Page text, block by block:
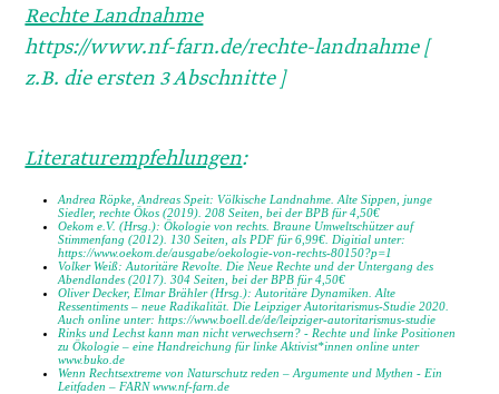
Rechte Landnahme
https://www.nf-farn.de/rechte-landnahme [
z.B. die ersten 3 Abschnitte ]
Literaturempfehlungen:
Andrea Röpke, Andreas Speit: Völkische Landnahme. Alte Sippen, junge
Siedler, rechte Ökos (2019). 208 Seiten, bei der BPB für 4,50€
Oekom e.V. (Hrsg.): Ökologie von rechts. Braune Umweltschützer auf
Stimmenfang (2012). 130 Seiten, als PDF für 6,99€. Digitial unter:
https://www.oekom.de/ausgabe/oekologie-von-rechts-80150?p=1
Volker Weiß: Autoritäre Revolte. Die Neue Rechte und der Untergang des
Abendlandes (2017). 304 Seiten, bei der BPB für 4,50€
Oliver Decker, Elmar Brähler (Hrsg.): Autoritäre Dynamiken. Alte
Ressentiments – neue Radikalität. Die Leipziger Autoritarismus-Studie 2020.
Auch online unter: https://www.boell.de/de/leipziger-autoritarismus-studie
Rinks und Lechst kann man nicht verwechsern? - Rechte und linke Positionen
zu Ökologie– eine Handreichung für linke Aktivist*innen online unter
www.buko.de
Wenn Rechtsextreme von Naturschutz reden – Argumente und Mythen - Ein
Leitfaden – FARN www.nf-farn.de